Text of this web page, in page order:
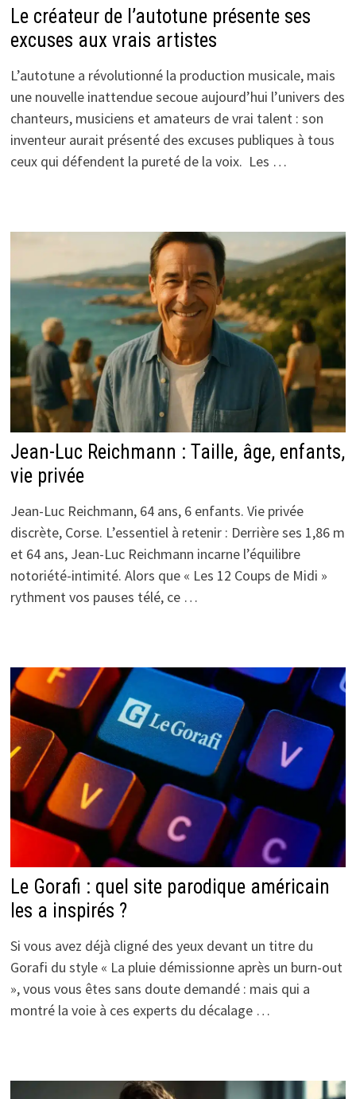
Le créateur de l’autotune présente ses
excuses aux vrais artistes
L’autotune a révolutionné la production musicale, mais
une nouvelle inattendue secoue aujourd’hui l’univers des
chanteurs, musiciens et amateurs de vrai talent : son
inventeur aurait présenté des excuses publiques à tous
ceux qui défendent la pureté de la voix. Les …
Jean-Luc Reichmann : Taille, âge, enfants,
vie privée
Jean-Luc Reichmann, 64 ans, 6 enfants. Vie privée
discrète, Corse. L’essentiel à retenir : Derrière ses 1,86 m
et 64 ans, Jean-Luc Reichmann incarne l’équilibre
notoriété-intimité. Alors que « Les 12 Coups de Midi »
rythment vos pauses télé, ce …
Le Gorafi : quel site parodique américain
les a inspirés ?
Si vous avez déjà cligné des yeux devant un titre du
Gorafi du style « La pluie démissionne après un burn-out
», vous vous êtes sans doute demandé : mais qui a
montré la voie à ces experts du décalage …